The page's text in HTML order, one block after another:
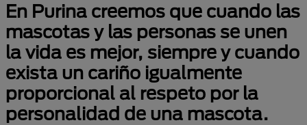
En Purina creemos que cuando las
mascotas y las personas se unen
la vida es mejor, siempre y cuando
exista un cariño igualmente
proporcional al respeto por la
personalidad de una mascota.